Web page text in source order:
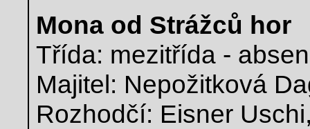
Mona od Strážců hor
Třída: mezitřída -
Majitel: Nepožitková
Rozhodčí: Eisner